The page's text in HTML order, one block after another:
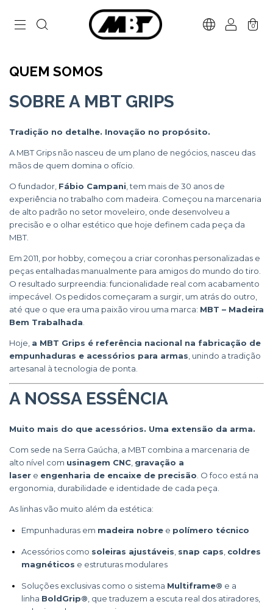
0
QUEM SOMOS
SOBRE A MBT GRIPS
Tradição no detalhe. Inovação no propósito.
A MBT Grips não nasceu de um plano de negócios, nasceu das
mãos de quem domina o ofício.
O fundador, Fábio Campani, tem mais de 30 anos de
experiência no trabalho com madeira. Começou na marcenaria
de alto padrão no setor moveleiro, onde desenvolveu a
precisão e o olhar estético que hoje definem cada peça da
MBT.
Em 2011, por hobby, começou a criar coronhas personalizadas e
peças entalhadas manualmente para amigos do mundo do tiro.
O resultado surpreendia: funcionalidade real com acabamento
impecável. Os pedidos começaram a surgir, um atrás do outro,
até que o que era uma paixão virou uma marca: MBT – Madeira
Bem Trabalhada.
Hoje, a MBT Grips é referência nacional na fabricação de
empunhaduras e acessórios para armas, unindo a tradição
artesanal à tecnologia de ponta.
A NOSSA ESSÊNCIA
Muito mais do que acessórios. Uma extensão da arma.
Com sede na Serra Gaúcha, a MBT combina a marcenaria de
alto nível com usinagem CNC gravação a
laser e engenharia de encaixe de precisão . O foco está na
ergonomia, durabilidade e identidade de cada peça.
As linhas vão muito além da estética:
Empunhaduras em madeira nobre e polímero técnico
Acessórios como soleiras ajustáveis snap caps coldres
magnéticos e estruturas modulares
Soluções exclusivas como o sistema Multiframe® e a
linha BoldGrip® , que traduzem a escuta real dos atiradores,